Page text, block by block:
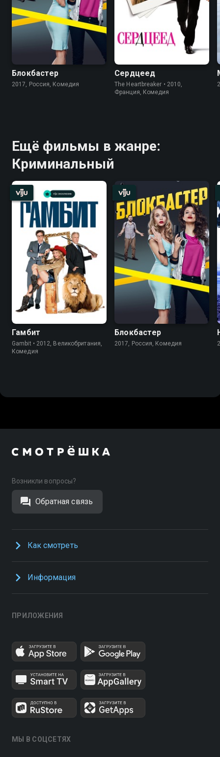
Блокбастер
2017, Россия, Комедия
Сердцеед
The Heartbreaker • 2010,
Франция, Комедия
Ещё фильмы в жанре:
Криминальный
Гамбит
Gambit • 2012, Великобритания,
Комедия
Блокбастер
2017, Россия, Комедия
Возникли вопросы?
Обратная связь
Как смотреть
Информация
ПРИЛОЖЕНИЯ
МЫ В СОЦСЕТЯХ